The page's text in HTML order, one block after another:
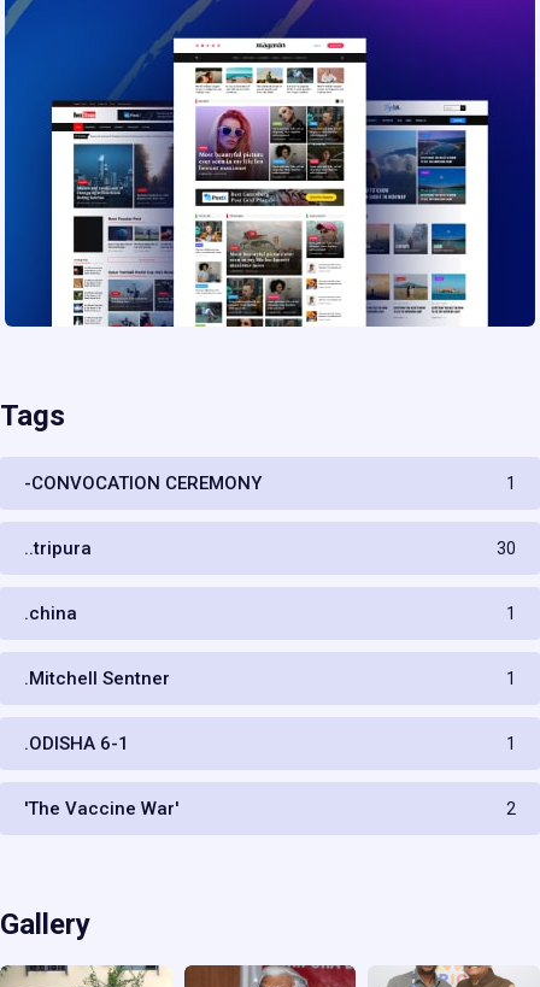
Tags
-CONVOCATION CEREMONY 1
..tripura 30
.china 1
.Mitchell Sentner 1
.ODISHA 6-1 1
'The Vaccine War' 2
Gallery